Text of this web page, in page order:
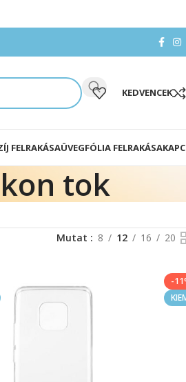
KEDVENCEK
FELRAKÁSAÜVEGFÓLIA FELRAKÁSA
tok
Mutat 8 12 16 20
-